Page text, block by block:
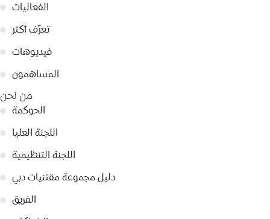
● الفعاليات
●
تعرّف أكثر
● فيديوهات
● المساهمون
من نحن
● الحوكمة
● اللجنة العليا
● اللجنة التنظيمية
● دليل مجموعة مقتنيات دبي
● الفريق